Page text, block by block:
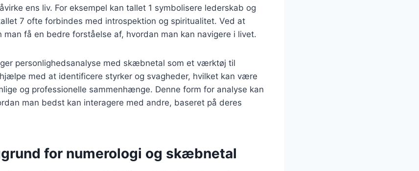
ens liv. For eksempel kan tallet 1 symbolisere lederskab og
7 ofte forbindes med introspektion og spiritualitet. Ved at
man få en bedre forståelse af, hvordan man kan navigere i livet.
personlighedsanalyse med skæbnetal som et værktøj til
med at identificere styrker og svagheder, hvilket kan være
og professionelle sammenhænge. Denne form for analyse kan
man bedst kan interagere med andre, baseret på deres
for numerologi og skæbnetal